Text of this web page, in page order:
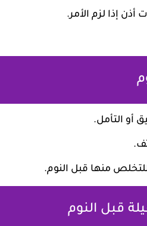
إذا لزم الأمر.
أو التأمل.
للتخلص منها قبل النوم.